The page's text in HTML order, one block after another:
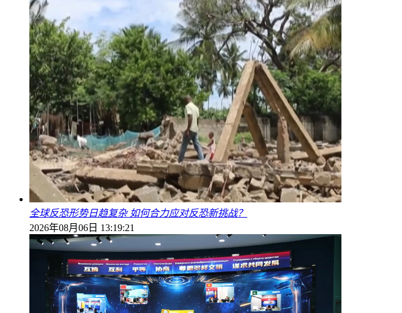
全球反恐形势日趋复杂 如何合力应对反恐新挑战？
2026年08月06日 13:19:21